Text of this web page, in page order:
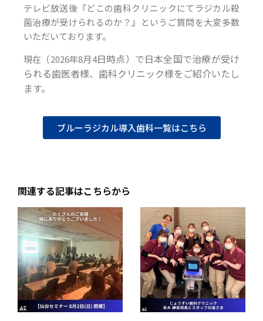
テレビ放送後『どこの歯科クリニックにてラジカル殺
菌治療が受けられるのか？』というご質問を大変多数
いただいております。
現在（2026年8月4日時点）で日本全国で治療が受け
られる歯医者様、歯科クリニック様をご紹介いたし
ます。
ブルーラジカル導入歯科一覧はこちら
関連する記事はこちらから